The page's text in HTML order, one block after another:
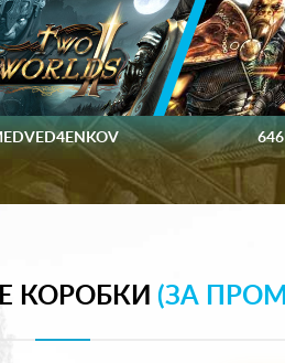
КОРОБКИ (ЗА